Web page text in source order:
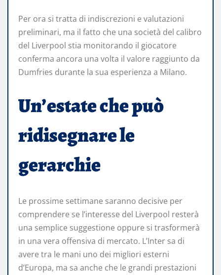
Per ora si tratta di indiscrezioni e valutazioni
preliminari, ma il fatto che una società del calibro
del Liverpool stia monitorando il giocatore
conferma ancora una volta il valore raggiunto da
Dumfries durante la sua esperienza a Milano.
Un’estate che può
ridisegnare le
gerarchie
Le prossime settimane saranno decisive per
comprendere se l’interesse del Liverpool resterà
una semplice suggestione oppure si trasformerà
in una vera offensiva di mercato. L’Inter sa di
avere tra le mani uno dei migliori esterni
d’Europa, ma sa anche che le grandi prestazioni